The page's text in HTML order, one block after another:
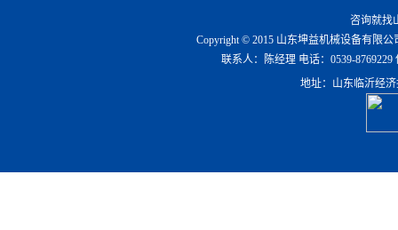
咨询就找
Copyright © 2015 山东坤益机械设备有限
联系人：陈经理 电话：0539-8769229
地址：山东临沂经